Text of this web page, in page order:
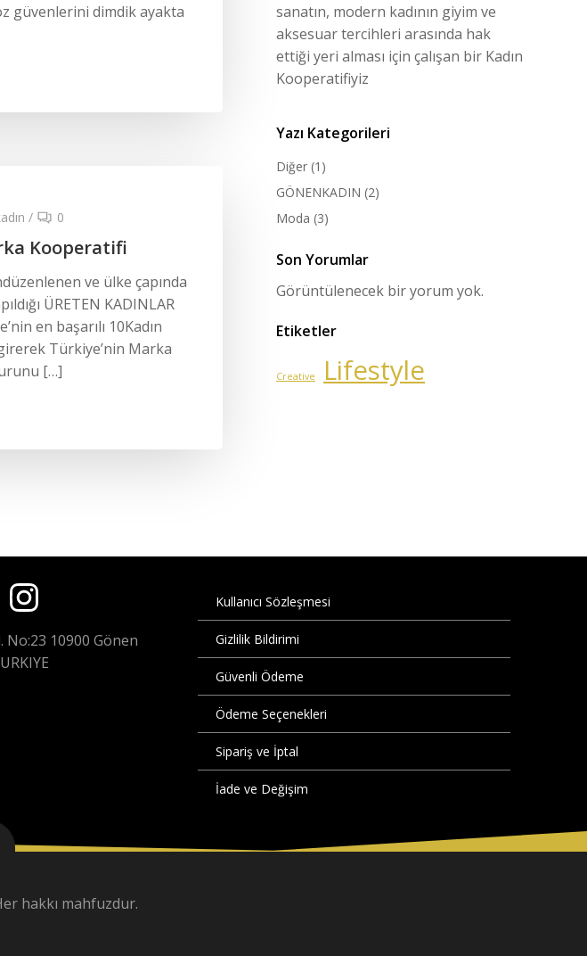
güvenlerini dimdik ayakta
/ 0
Kooperatifi
ve ülke çapında
ÜRETEN KADINLAR
en başarılı 10Kadın
Türkiye’nin Marka
[…]
sanatın, modern kadının giyim ve
aksesuar tercihleri arasında hak
ettiği yeri alması için çalışan bir Kadın
Kooperatifiyiz
Yazı Kategorileri
Diğer (1)
GÖNENKADIN (2)
Moda (3)
Son Yorumlar
Görüntülenecek bir yorum yok.
Etiketler
Creative Lifestyle
No:23 10900 Gönen
Kullanıcı Sözleşmesi
Gizlilik Bildirimi
Güvenli Ödeme
Ödeme Seçenekleri
Sipariş ve İptal
İade ve Değişim
hakkı mahfuzdur.